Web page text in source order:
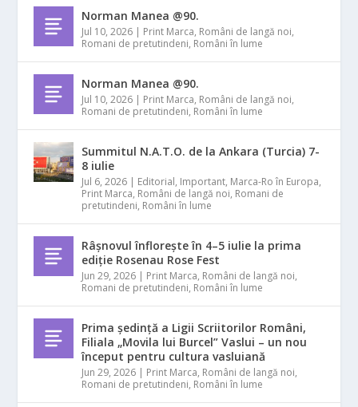
Norman Manea @90.
Jul 10, 2026 | Print Marca, Români de langă noi,
Romani de pretutindeni, Români în lume
Norman Manea @90.
Jul 10, 2026 | Print Marca, Români de langă noi,
Romani de pretutindeni, Români în lume
Summitul N.A.T.O. de la Ankara (Turcia) 7-
8 iulie
Jul 6, 2026 | Editorial, Important, Marca-Ro în Europa,
Print Marca, Români de langă noi, Romani de
pretutindeni, Români în lume
Râșnovul înflorește în 4–5 iulie la prima
ediție Rosenau Rose Fest
Jun 29, 2026 | Print Marca, Români de langă noi,
Romani de pretutindeni, Români în lume
Prima ședință a Ligii Scriitorilor Români,
Filiala „Movila lui Burcel” Vaslui – un nou
început pentru cultura vasluiană
Jun 29, 2026 | Print Marca, Români de langă noi,
Romani de pretutindeni, Români în lume